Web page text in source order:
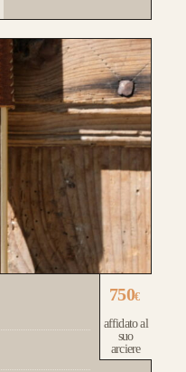
750€
affidato al
suo
arciere